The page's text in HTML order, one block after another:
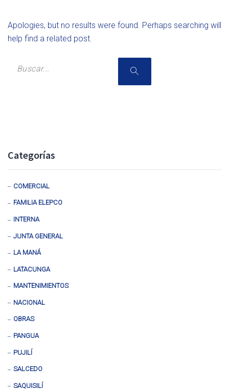
Apologies, but no results were found. Perhaps searching will
help find a related post.
Categorías
COMERCIAL
FAMILIA ELEPCO
INTERNA
JUNTA GENERAL
LA MANÁ
LATACUNGA
MANTENIMIENTOS
NACIONAL
OBRAS
PANGUA
PUJILÍ
SALCEDO
SAQUISILÍ